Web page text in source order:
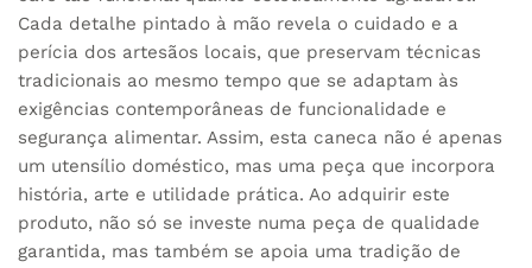
Cada detalhe pintado à mão revela o cuidado e a
perícia dos artesãos locais, que preservam técnicas
tradicionais ao mesmo tempo que se adaptam às
exigências contemporâneas de funcionalidade e
segurança alimentar. Assim, esta caneca não é apenas
um utensílio doméstico, mas uma peça que incorpora
história, arte e utilidade prática. Ao adquirir este
produto, não só se investe numa peça de qualidade
garantida, mas também se apoia uma tradição de